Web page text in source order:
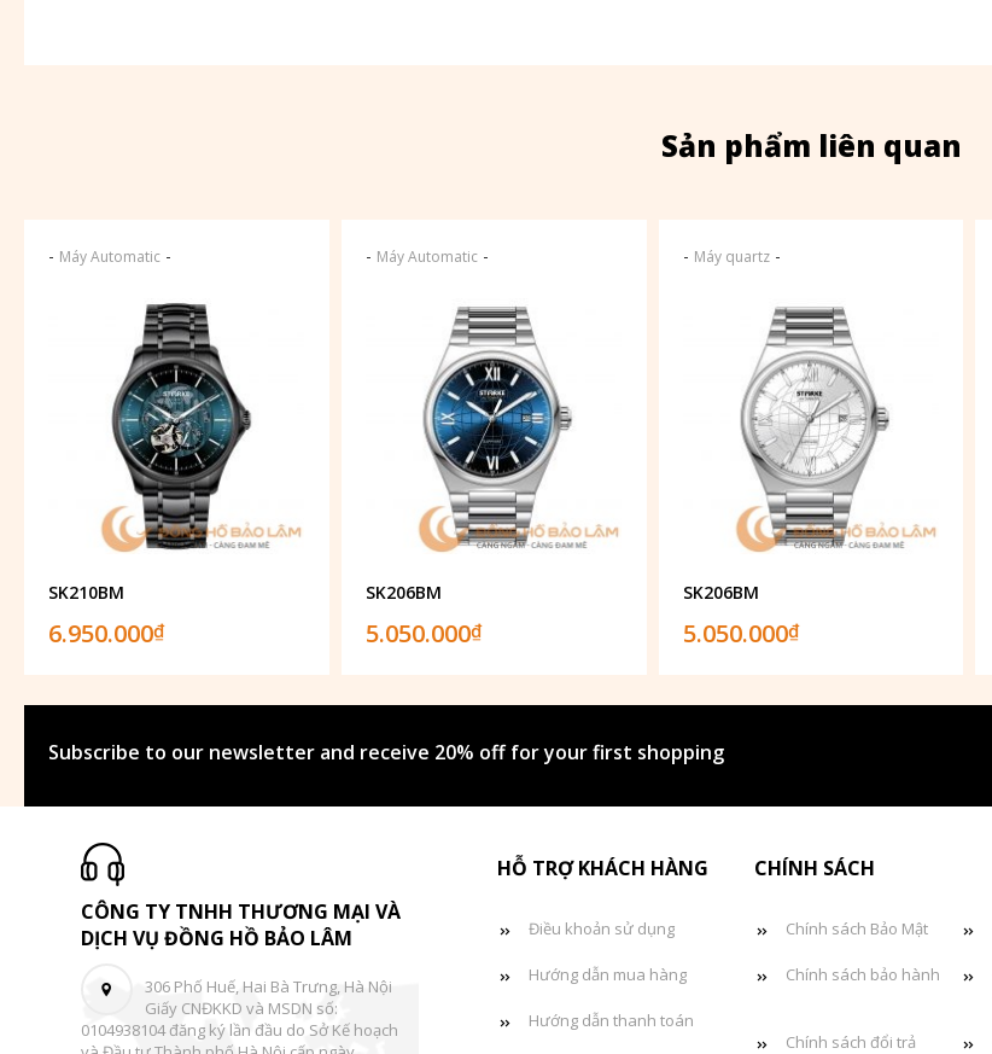
Sản phẩm liên quan
- Máy Automatic -
SK210BM
6.950.000₫
- Máy Automatic-
SK206BM
5.050.000₫
- Máy quartz-
SK206BM
5.050.000₫
Subscribe to our newsletter and receive 20% off for your first shopping
CÔNG TY TNHH THƯƠNG MẠI VÀ
DỊCH VỤ ĐỒNG HỒ BẢO LÂM
306 Phố Huế, Hai Bà Trưng, Hà Nội
Giấy CNĐKKD và MSDN số:
0104938104 đăng ký lần đầu do Sở Kế hoạch
HỖ TRỢ KHÁCH HÀNG
Điều khoản sử dụng
Hướng dẫn mua hàng
Hướng dẫn thanh toán
CHÍNH SÁCH
Chính sách Bảo Mật
Chính sách bảo hành
Chính sách đổi trả